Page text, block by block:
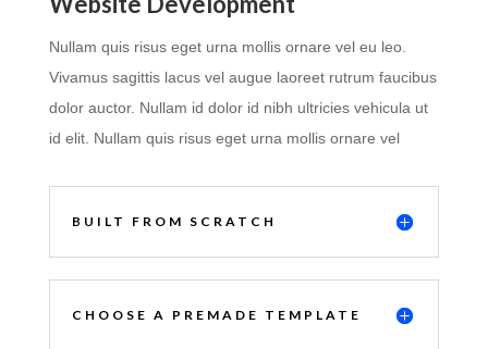
Nullam quis risus eget urna mollis ornare vel eu leo.
Vivamus sagittis lacus vel augue laoreet rutrum faucibus
dolor auctor. Nullam id dolor id nibh ultricies vehicula ut
id elit. Nullam quis risus eget urna mollis ornare vel
BUILT FROM SCRATCH
CHOOSE A PREMADE TEMPLATE